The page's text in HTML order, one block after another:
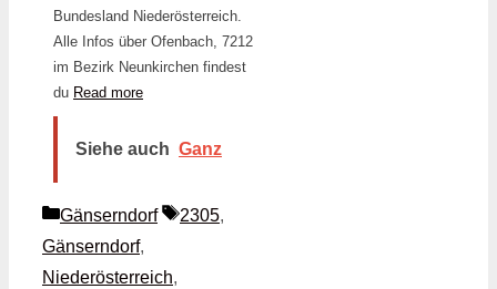
Bundesland Niederösterreich.
Alle Infos über Ofenbach, 7212
im Bezirk Neunkirchen findest
du Read more
Siehe auch Ganz
Kategorien
Gänserndorf Schlagwörter
2305,
Gänserndorf,
Niederösterreich,